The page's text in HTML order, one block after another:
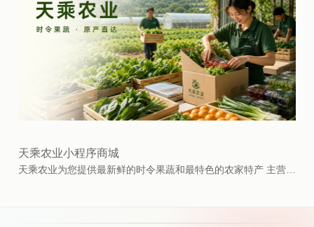
天乘农业小程序商城